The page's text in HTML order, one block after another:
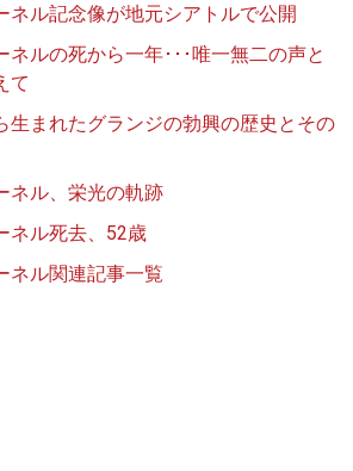
ネル記念像が地元シアトルで公開
ネルの死から一年･･･唯一無二の声と
て
生まれたグランジの勃興の歴史とその
ネル、栄光の軌跡
ネル死去、52歳
ネル関連記事一覧